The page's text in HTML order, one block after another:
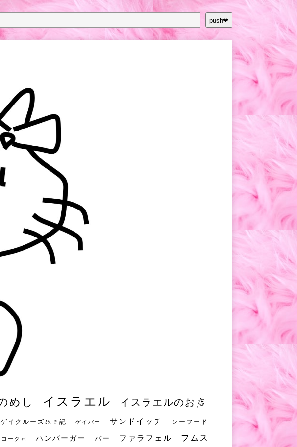
push❤︎
めし イスラエル イスラエルのお店
ゲイクルーズ旅日記 ゲイバー サンドイッチ シーフード
ヨーク州 ハンバーガー バー ファラフェル フムス